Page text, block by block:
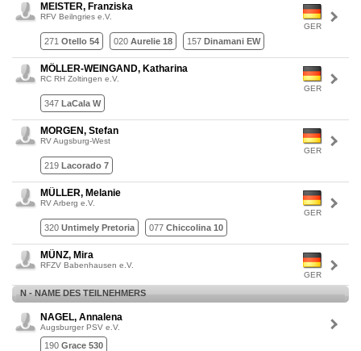
GER
MEISTER, Franziska
RFV Beilngries e.V.
271 Otello 54 020 Aurelie 18 157 Dinamani EW
GER
MÖLLER-WEINGAND, Katharina
RC RH Zoltingen e.V.
347 LaCala W
GER
MORGEN, Stefan
RV Augsburg-West
219 Lacorado 7
GER
MÜLLER, Melanie
RV Arberg e.V.
320 Untimely Pretoria 077 Chiccolina 10
GER
MÜNZ, Mira
RFZV Babenhausen e.V.
N - NAME DES TEILNEHMERS
NAGEL, Annalena
Augsburger PSV e.V.
190 Grace 530